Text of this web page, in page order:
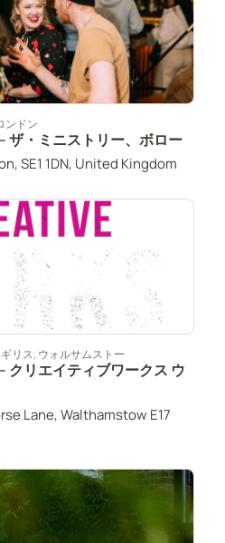
ンドン
ザ・ミニストリー、ボロー
SE1 1DN, United Kingdom
リス, ウォルサムストー
クリエイティブワークス ウ
Lane, Walthamstow E17